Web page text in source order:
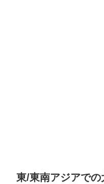
東/東南アジアで